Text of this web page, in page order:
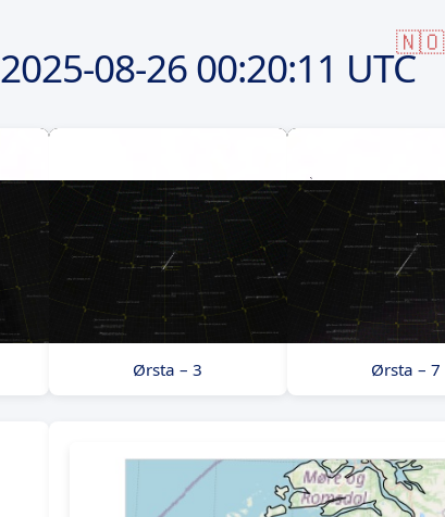
🇳🇴
2025-08-2600:20:11 UTC
Ørsta – 3 Ørsta – 7